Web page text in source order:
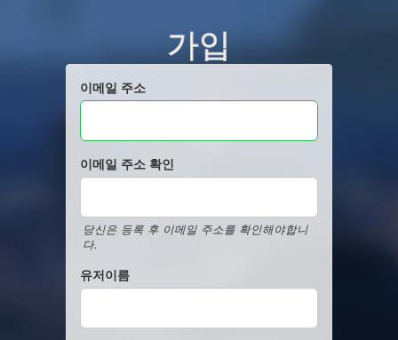
가입
이메일 주소
이메일 주소 확인
당신은 등록 후 이메일 주소를 확인해야합니
다.
유저이름